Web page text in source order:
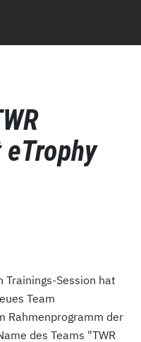
Trainings-Session hat
Team
Rahmenprogramm der
des Teams "TWR